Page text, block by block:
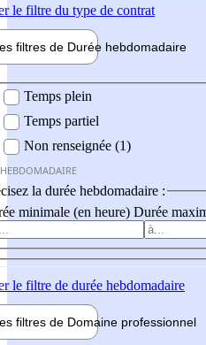
le filtre du type de contrat
filtres de Durée hebdomadaire
Temps plein
Temps partiel
Non renseignée (1)
la durée hebdomadaire :
minimale (en heure) Durée
le filtre de durée hebdomadaire
filtres de Domaine professionnel